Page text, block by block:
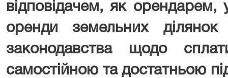
відповідачем, як орендарем,
оренди земельних
законодавства щодо
самостійною та достатньою